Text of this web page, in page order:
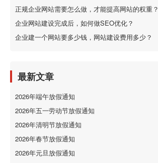
正规企业网站需要怎么做，才能提高网站的权重？
企业网站建设完成后，如何做SEO优化？
企业建一个网站要多少钱，网站建设费用多少？
最新文章
2026年端午放假通知
2026年五一劳动节放假通知
2026年清明节放假通知
2026年春节放假通知
2026年元旦放假通知